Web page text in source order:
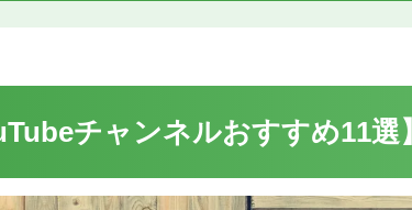
チャンネルおすすめ11選